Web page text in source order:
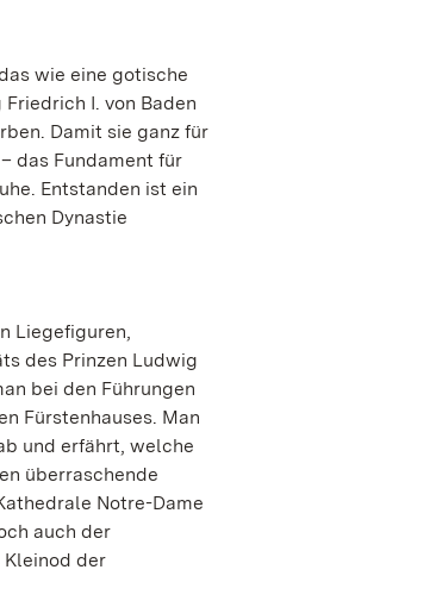
wie eine gotische
I. von Baden
Damit sie ganz für
das Fundament für
Entstanden ist ein
Dynastie
Liegefiguren,
des Prinzen Ludwig
bei den Führungen
Fürstenhauses. Man
und erfährt, welche
überraschende
Notre-Dame
auch der
der